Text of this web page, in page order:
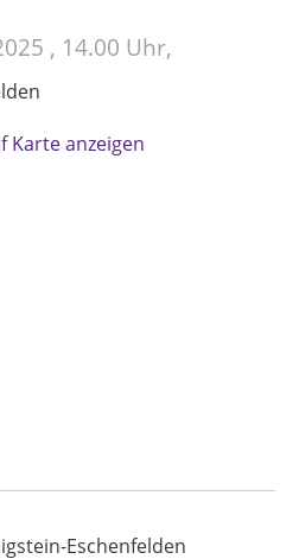
, 14.00 Uhr,
Karte anzeigen
Eschenfelden